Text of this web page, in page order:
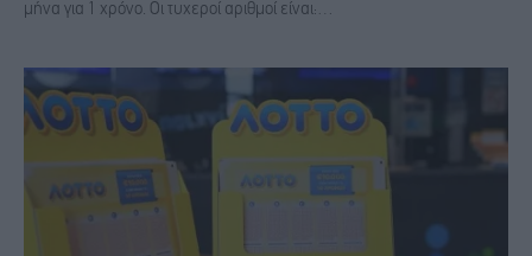
μήνα για 1 χρόνο. Οι τυχεροί αριθμοί είναι:…